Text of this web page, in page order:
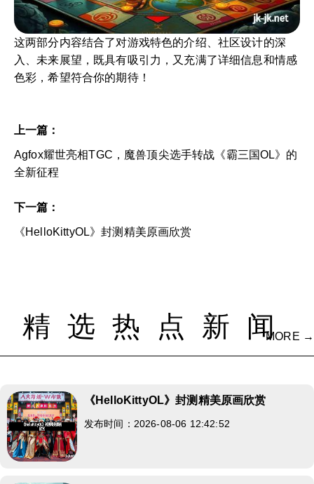
这两部分内容结合了对游戏特色的介绍、社区设计的深
入、未来展望，既具有吸引力，又充满了详细信息和情感
色彩，希望符合你的期待！
上一篇：
Agfox耀世亮相TGC，魔兽顶尖选手转战《霸三国OL》的
全新征程
下一篇：
《HelloKittyOL》封测精美原画欣赏
精选热点新闻
MORE →
《HelloKittyOL》封测精美原画欣赏
发布时间：2026-08-06 12:42:52